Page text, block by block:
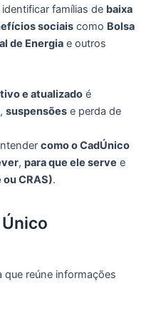
famílias de baixa
sociais como Bolsa
de Energia e outros
e atualizado é
, suspensões e perda de
como o CadÚnico
, para que ele serve e
CRAS).
que reúne informações